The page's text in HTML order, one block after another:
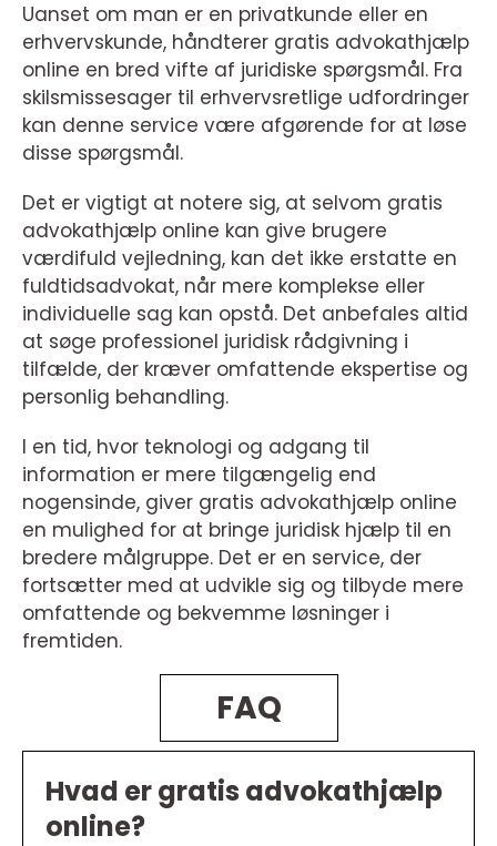
Uanset om man er en privatkunde eller en
erhvervskunde, håndterer gratis advokathjælp
online en bred vifte af juridiske spørgsmål. Fra
skilsmissesager til erhvervsretlige udfordringer
kan denne service være afgørende for at løse
disse spørgsmål.
Det er vigtigt at notere sig, at selvom gratis
advokathjælp online kan give brugere
værdifuld vejledning, kan det ikke erstatte en
fuldtidsadvokat, når mere komplekse eller
individuelle sag kan opstå. Det anbefales altid
at søge professionel juridisk rådgivning i
tilfælde, der kræver omfattende ekspertise og
personlig behandling.
I en tid, hvor teknologi og adgang til
information er mere tilgængelig end
nogensinde, giver gratis advokathjælp online
en mulighed for at bringe juridisk hjælp til en
bredere målgruppe. Det er en service, der
fortsætter med at udvikle sig og tilbyde mere
omfattende og bekvemme løsninger i
fremtiden.
FAQ
Hvad er gratis advokathjælp
online?